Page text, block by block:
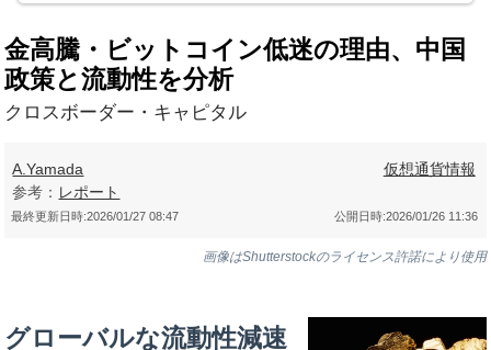
金高騰・ビットコイン低迷の理由、中国
政策と流動性を分析
クロスボーダー・キャピタル
A.Yamada
参考： レポート
仮想通貨情報
公開日時:2026/01/26 11:36
最終更新日時:2026/01/27 08:47
画像はShutterstockのライセンス許諾により使用
グローバルな流動性減速